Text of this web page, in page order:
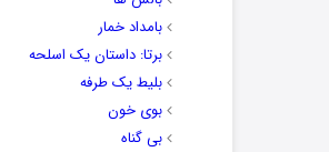
بامداد خمار
برتا: داستان یک اسلحه
بلیط یک‌‌ طرفه
بوی خون
بی گناه